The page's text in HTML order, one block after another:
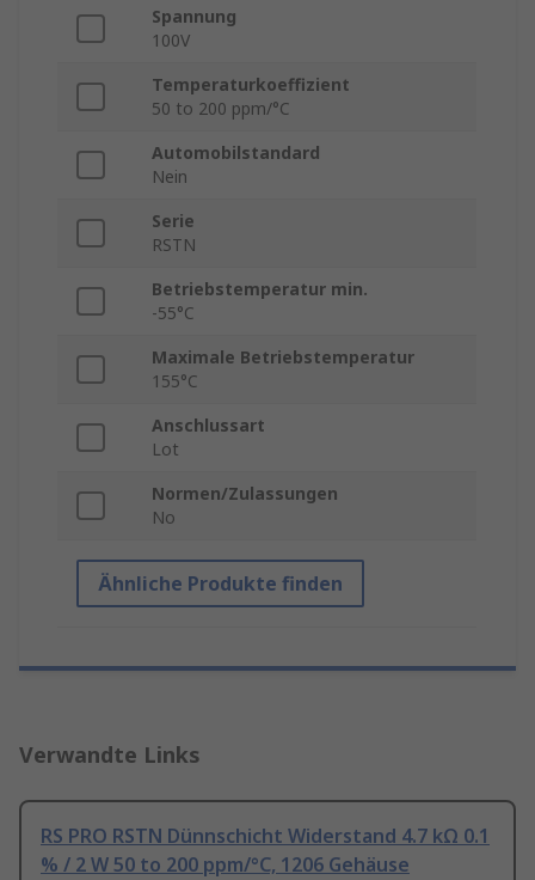
Spannung
100V
Temperaturkoeffizient
50 to 200 ppm/°C
Automobilstandard
Nein
Serie
RSTN
Betriebstemperatur min.
-55°C
Maximale Betriebstemperatur
155°C
Anschlussart
Lot
Normen/Zulassungen
No
Ähnliche Produkte finden
Verwandte Links
RS PRO RSTN Dünnschicht Widerstand 4.7 kΩ 0.1
% / 2 W 50 to 200 ppm/°C, 1206 Gehäuse